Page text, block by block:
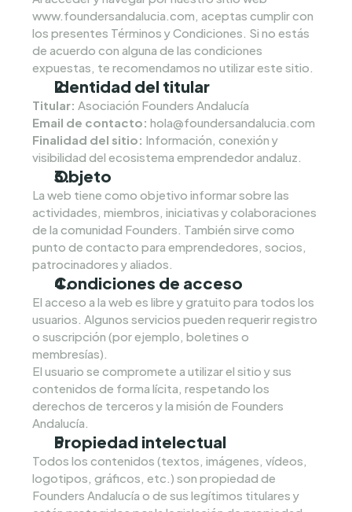
www.foundersandalucia.com, aceptas cumplir con
los presentes Términos y Condiciones. Si no estás
de acuerdo con alguna de las condiciones
expuestas, te recomendamos no utilizar este sitio.
Identidad del titular
Titular: Asociación Founders Andalucía
Email de contacto: hola@foundersandalucia.com
Finalidad del sitio: Información, conexión y
visibilidad del ecosistema emprendedor andaluz.
Objeto
La web tiene como objetivo informar sobre las
actividades, miembros, iniciativas y colaboraciones
de la comunidad Founders. También sirve como
punto de contacto para emprendedores, socios,
patrocinadores y aliados.
Condiciones de acceso
El acceso a la web es libre y gratuito para todos los
usuarios. Algunos servicios pueden requerir registro
o suscripción (por ejemplo, boletines o
membresías).
El usuario se compromete a utilizar el sitio y sus
contenidos de forma lícita, respetando los
derechos de terceros y la misión de Founders
Andalucía.
Propiedad intelectual
Todos los contenidos (textos, imágenes, vídeos,
logotipos, gráficos, etc.) son propiedad de
Founders Andalucía o de sus legítimos titulares y